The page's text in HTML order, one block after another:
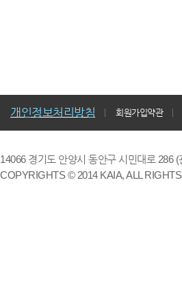
개인정보처리방침 회원가입약관
14066 경기도 안양시 동안구 시민대로 286
COPYRIGHTS © 2014 KAIA, ALL